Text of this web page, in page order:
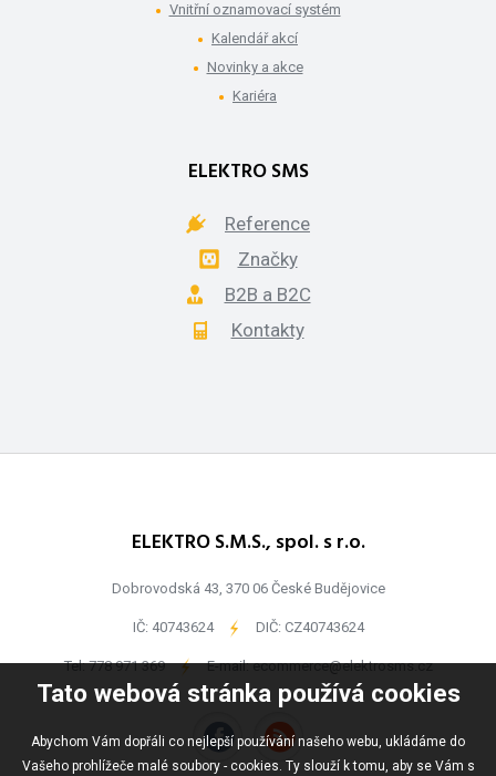
Tato webová stránka používá cookies
Abychom Vám dopřáli co nejlepší používání našeho webu, ukládáme do
Vašeho prohlížeče malé soubory - cookies. Ty slouží k tomu, aby se Vám s
Vnitřní oznamovací systém
Kalendář akcí
Novinky a akce
Kariéra
ELEKTRO SMS
Reference
Značky
B2B a B2C
Kontakty
ELEKTRO S.M.S., spol. s r.o.
Dobrovodská 43, 370 06 České Budějovice
IČ: 40743624 - DIČ: CZ40743624
Tel:778 971 369 - E-mail:ecommerce@elektrosms.cz